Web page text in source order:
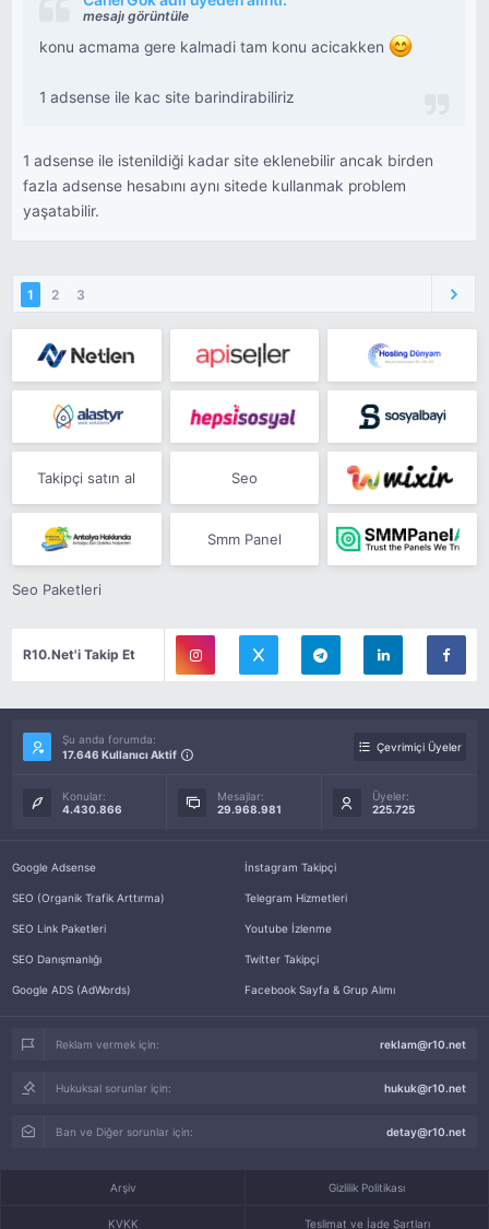
mesajı görüntüle
konu acmama gere kalmadi tam konu acicakken
1 adsense ile kac site barindirabiliriz
1 adsense ile istenildiği kadar site eklenebilir ancak birden
fazla adsense hesabını aynı sitede kullanmak problem
yaşatabilir.
1 2 3
Takipçi satın al Seo
Smm Panel
Seo Paketleri
R10.Net'i Takip Et
Şu anda forumda:
17.646 Kullanıcı Aktif
Çevrimiçi Üyeler
Konular:
4.430.866
Mesajlar:
29.968.981
Üyeler:
225.725
Google Adsense
SEO (Organik Trafik Arttırma)
SEO Link Paketleri
SEO Danışmanlığı
Google ADS (AdWords)
İnstagram Takipçi
Telegram Hizmetleri
Youtube İzlenme
Twitter Takipçi
Facebook Sayfa & Grup Alımı
Reklam vermek için: reklam@r10.net
Hukuksal sorunlar için: hukuk@r10.net
Ban ve Diğer sorunlar için: detay@r10.net
Arşiv Gizlilik Politikası
KVKK Teslimat ve İade Şartları